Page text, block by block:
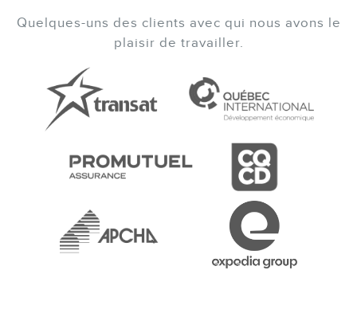
Quelques-uns des clients avec qui nous avons le
plaisir de travailler.